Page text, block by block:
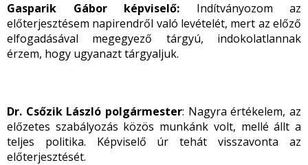
Gasparik Gábor képviselő: Indítványozom az
előterjesztésem napirendről való levételét, mert az előző
elfogadásával megegyező tárgyú, indokolatlannak
érzem, hogy ugyanazt tárgyaljuk.
Dr. Csőzik László polgármester: Nagyra értékelem, az
előzetes szabályozás közös munkánk volt, mellé állt a
teljes politika. Képviselő úr tehát visszavonta az
előterjesztését.